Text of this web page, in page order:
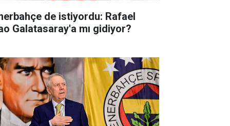
de istiyordu: Rafael
Galatasaray'a mı gidiyor?